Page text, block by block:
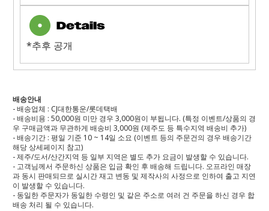
*추후 공개
배송안내
- 배송업체 : CJ대한통운/롯데택배
- 배송비용 : 50,000원 미만 경우 3,000원이 부됩니다. (특정 이벤트/상품의 경
우 구매금액과 무관하게 배송비 3,000원 (제주도 등 특수지역 배송비 추가)
- 배송기간 : 평일 기준 10 ~ 14일 소요 (이벤트 등의 주문건의 경우 배송기간
해당 상세페이지 참고)
- 제주/도서/산간지역 등 일부 지역은 별도 추가 요금이 발생할 수 있습니다.
- 고객님께서 주문하신 상품은 입금 확인 후 배송해 드립니다. 오프라인 매장
과 동시 판매되므로 실시간 재고 변동 및 제작사의 사정으로 인하여 출고 지연
이 발생할 수 있습니다.
- 동일한 주문자가 동일한 수령인 및 같은 주소로 여러 건 주문을 하신 경우 합
배송 처리 될 수 있습니다.